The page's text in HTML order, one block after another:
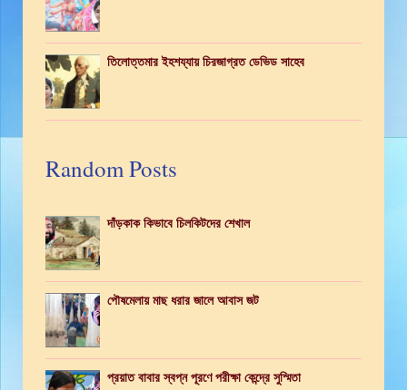
তিলোত্তমার ইহশয্যায় চিরজাগ্রত ডেভিড সাহেব
Random Posts
দাঁড়কাক কিভাবে চিলকিটদের শেখাল
পৌষমেলায় মাছ ধরার জালে আবাস জট
প্রয়াত বাবার স্বপ্ন পূরণে পরীক্ষা কেন্দ্রে সুস্মিতা